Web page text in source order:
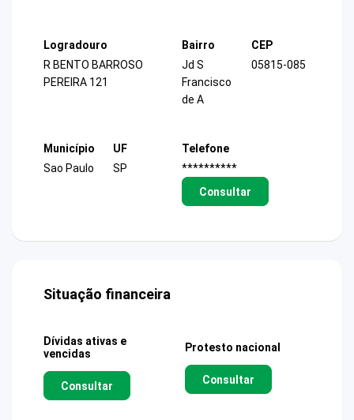
Logradouro
R BENTO BARROSO
PEREIRA 121
Bairro
Jd S
Francisco
de A
CEP
05815-085
Município
Sao Paulo
UF
SP
Telefone
**********
Consultar
Situação financeira
Dívidas ativas e
vencidas
Consultar
Protesto nacional
Consultar